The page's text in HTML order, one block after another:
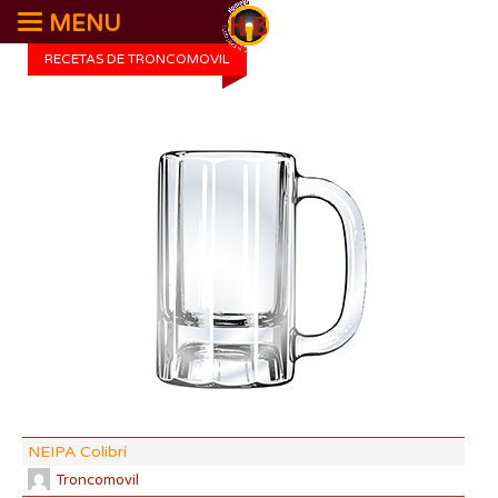
MENU
RECETAS DE TRONCOMOVIL
NEIPA Colibrí
Troncomovil